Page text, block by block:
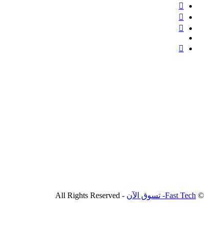
© Fast Tech- تسوق الآن - All Rights Reserved